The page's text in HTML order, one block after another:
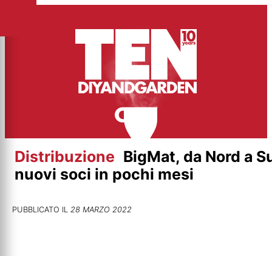
contenuto
Distribuzione BigMat, da Nord a
nuovi soci in pochi mesi
PUBBLICATO IL 28 MARZO 2022